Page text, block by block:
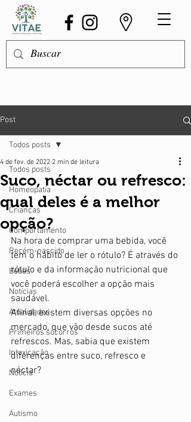
Post
Todos posts
Homeopatia
Crianças
Comportamento
Recém-nascido
Bebês
Notícias
Atualidades
Primeiros socorros
Intoxicação
Notícia
Exames
Autismo
Todos posts
Suco, néctar ou refresco:
qual deles é a melhor
opção?
4 de fev. de 2022 2 min de leitura
Na hora de comprar uma bebida, você
tem o hábito de ler o rótulo? É através do
rótulo e da informação nutricional que
você poderá escolher a opção mais
saudável.
Afinal, existem diversas opções no
mercado, que vão desde sucos até
refrescos. Mas, sabia que existem
diferenças entre suco, refresco e
néctar?